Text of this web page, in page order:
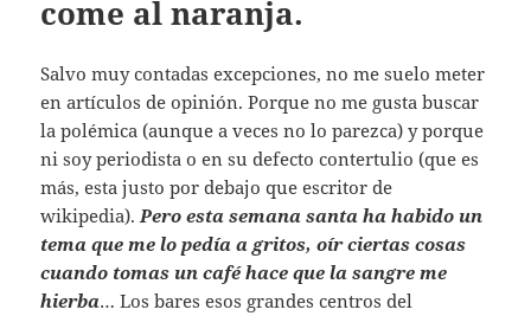
come al naranja.
Salvo muy contadas excepciones, no me suelo meter
en artículos de opinión. Porque no me gusta buscar
la polémica (aunque a veces no lo parezca) y porque
ni soy periodista o en su defecto contertulio (que es
más, esta justo por debajo que escritor de
wikipedia).Pero esta semana santa ha habido un
tema que me lo pedía a gritos, oír ciertas cosas
cuando tomas un café hace que la sangre me
hierba… Los bares esos grandes centros del